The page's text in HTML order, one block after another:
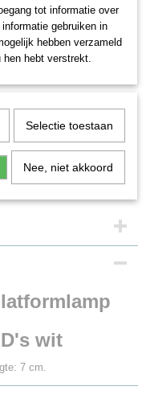
wit
7 cm.
tot informatie over
gebruiken in
hebben verzameld
hen hebt verstrekt.
Selectie toestaan
Nee, niet akkoord